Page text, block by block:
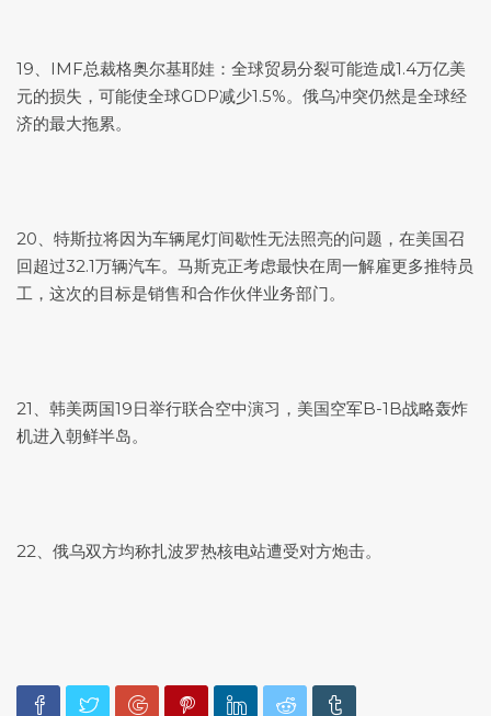
19、IMF总裁格奥尔基耶娃：全球贸易分裂可能造成1.4万亿美
元的损失，可能使全球GDP减少1.5%。俄乌冲突仍然是全球经
济的最大拖累。
20、特斯拉将因为车辆尾灯间歇性无法照亮的问题，在美国召
回超过32.1万辆汽车。马斯克正考虑最快在周一解雇更多推特员
工，这次的目标是销售和合作伙伴业务部门。
21、韩美两国19日举行联合空中演习，美国空军B-1B战略轰炸
机进入朝鲜半岛。
22、俄乌双方均称扎波罗热核电站遭受对方炮击。